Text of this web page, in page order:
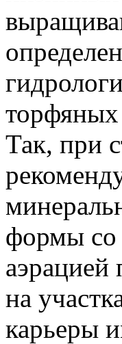
торфяных
Так, при
формы со
на
карьеры